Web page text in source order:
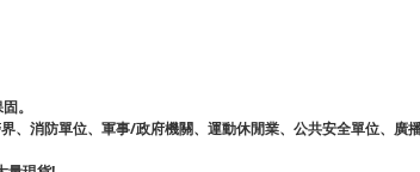
。
消防單位、軍事/政府機關、運動休閒業、公共安全單位、廣播